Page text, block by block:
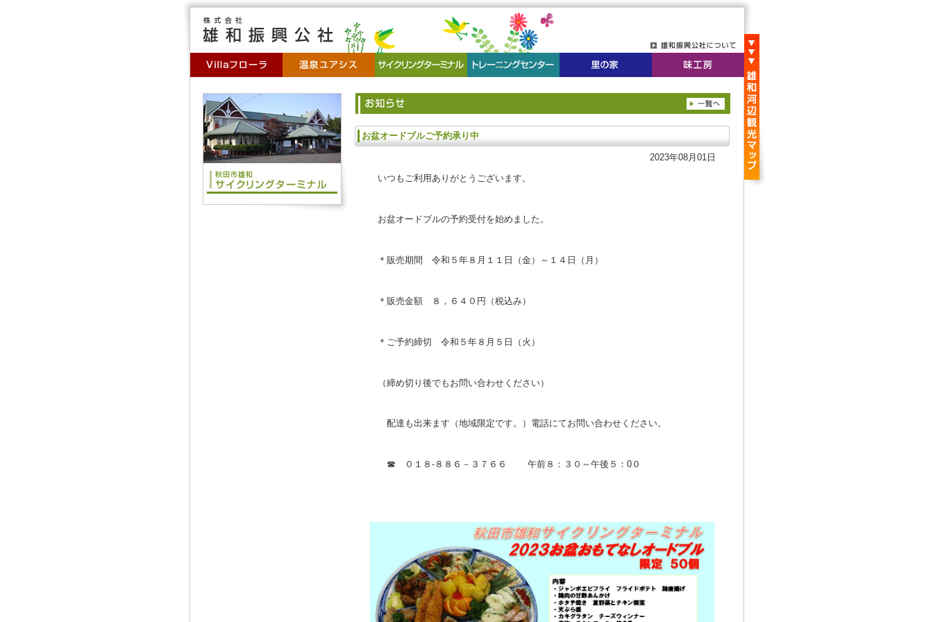
お盆オードブルご予約承り中
2023年08月01日
いつもご利用ありがとうございます。
お盆オードブルの予約受付を始めました。
＊販売期間 令和５年８月１１日（金）～１４日（月）
＊販売金額 ８，６４０円（税込み）
＊ご予約締切 令和５年８月５日（火）
（締め切り後でもお問い合わせください）
配達も出来ます（地域限定です。）電話にてお問い合わせください。
☎ ０１８-８８６－３７６６ 午前８：３０～午後５：0０